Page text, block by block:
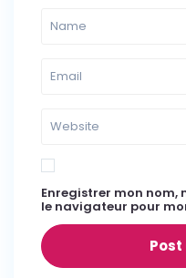
Enregistrer mon
le navigateur pour